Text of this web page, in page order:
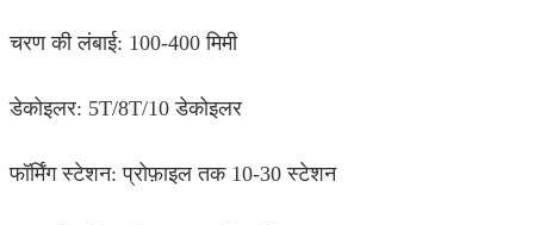
चरण की लंबाई: 100-400 मिमी
डेकोइलर: 5T/8T/10 डेकोइलर
फॉर्मिंग स्टेशन: प्रोफ़ाइल तक 10-30 स्टेशन